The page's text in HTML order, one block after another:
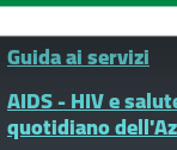
Progetto sole
Guida ai servizi
AIDS - HIV e
quotidiano